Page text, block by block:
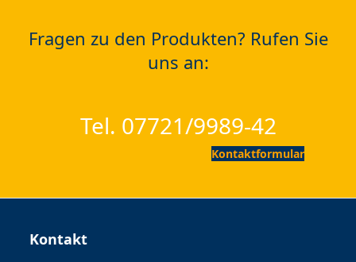
Fragen zu den Produkten? Rufen Sie
uns an:
Tel. 07721/9989-42
Kontaktformular
Kontakt